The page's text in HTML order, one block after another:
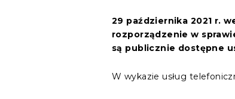
29 października 2021 r.
rozporządzenie w
są publicznie dostępne
W wykazie usług